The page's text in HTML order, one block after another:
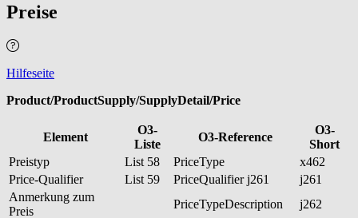
Preise
Hilfeseite
Product/ProductSupply/SupplyDetail/Price
Element
O3-
Liste
O3-Reference
O3-
Short
Preistyp
List 58 PriceType
x462
Price-Qualifier
List 59 PriceQualifier j261
j261
Anmerkung zum
Preis
PriceTypeDescription
j262